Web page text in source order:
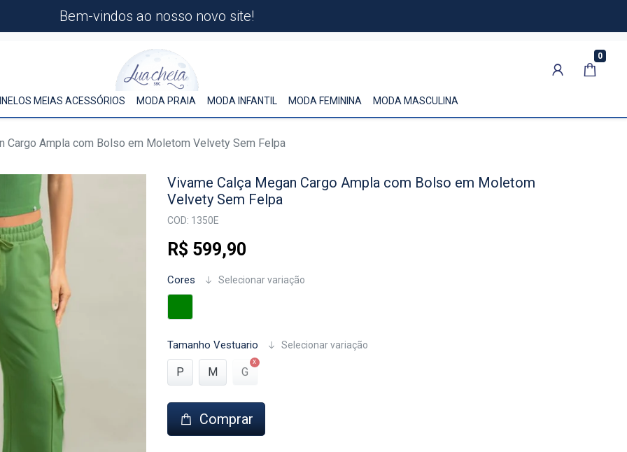
Bem-vindos ao nosso novo site!
0
MEIAS ACESSÓRIOS MODA PRAIA MODA INFANTIL MODA FEMININA MODA MASCULINA
Cargo Ampla com Bolso em Moletom Velvety Sem Felpa
Vivame Calça Megan Cargo Ampla com Bolso em Moletom
Velvety Sem Felpa
COD: 1350E
R$ 599,90
Cores Selecionar variação
Tamanho Vestuario Selecionar variação
P M G
Comprar